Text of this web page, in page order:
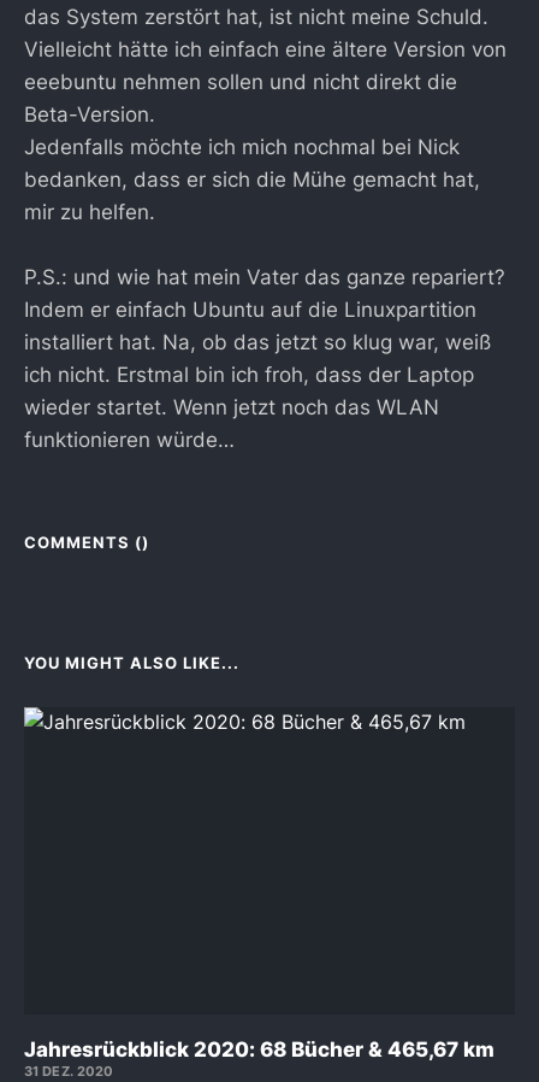
das System zerstört hat, ist nicht meine Schuld.
Vielleicht hätte ich einfach eine ältere Version von
eeebuntu nehmen sollen und nicht direkt die
Beta-Version.
Jedenfalls möchte ich mich nochmal bei Nick
bedanken, dass er sich die Mühe gemacht hat,
mir zu helfen.
P.S.: und wie hat mein Vater das ganze repariert?
Indem er einfach Ubuntu auf die Linuxpartition
installiert hat. Na, ob das jetzt so klug war, weiß
ich nicht. Erstmal bin ich froh, dass der Laptop
wieder startet. Wenn jetzt noch das WLAN
funktionieren würde…
COMMENTS ()
YOU MIGHT ALSO LIKE...
Jahresrückblick 2020: 68 Bücher & 465,67 km
31 DEZ. 2020